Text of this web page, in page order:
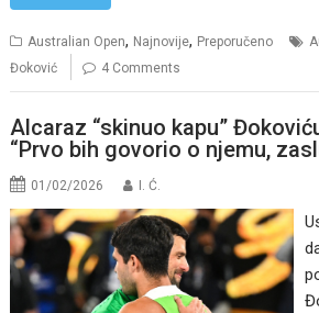
Australian Open, Najnovije, Preporučeno
Đoković
4 Comments
Alcaraz “skinuo kapu”
“Prvo bih govorio o njemu,
01/02/2026 I. Ć.